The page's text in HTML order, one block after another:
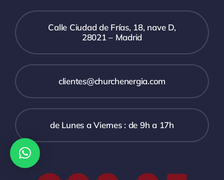
Calle Ciudad de Frías, 18, nave D,
28021 – Madrid
clientes@churchenergia.com
de Lunes a Viernes : de 9h a 17h